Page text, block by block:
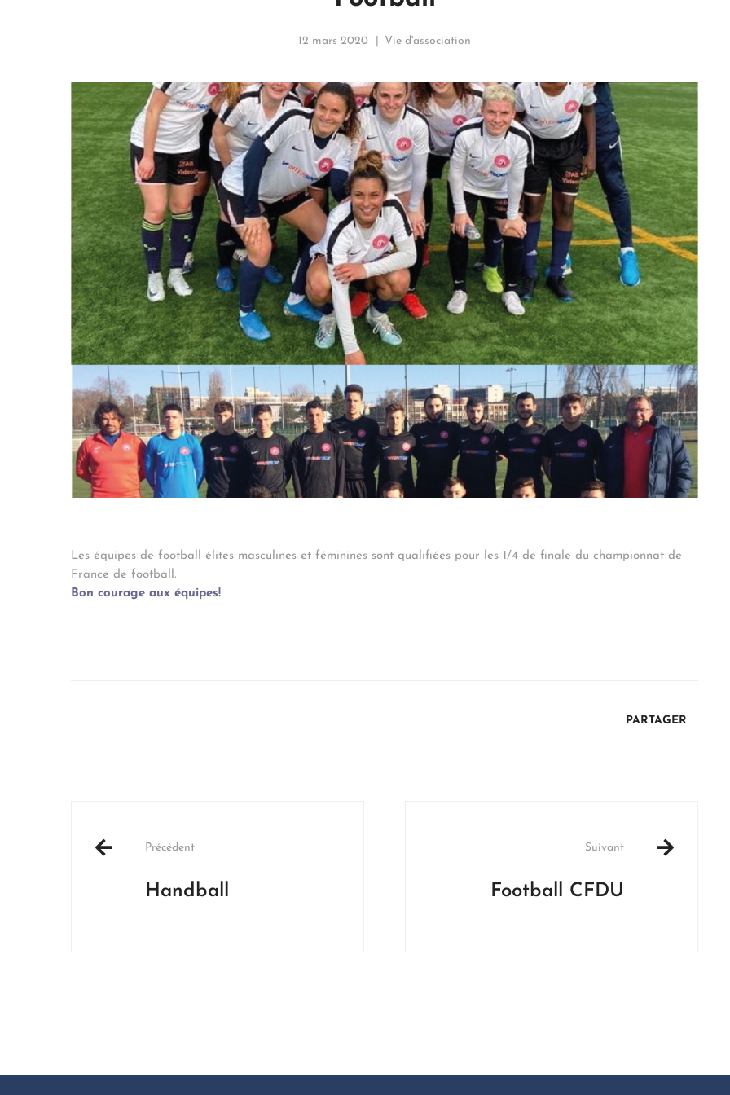
12 mars 2020 Vie d'association
Les équipes de football élites masculines et féminines sont qualifiées pour les 1/4 de finale du championnat de
France de football.
Bon courage aux équipes!
PARTAGER
navigation
Précédent
Handball
Suivant
Football CFDU